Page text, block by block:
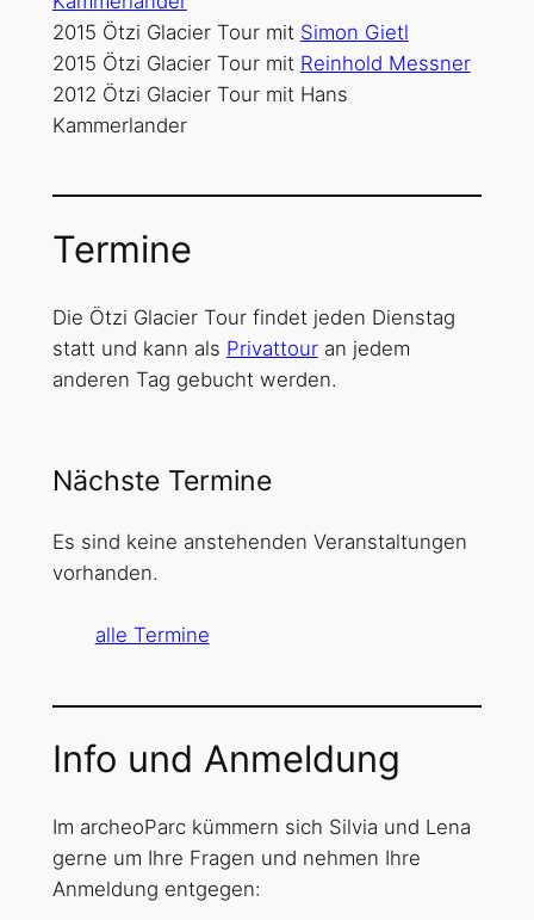
2015 Ötzi Glacier Tour mit Simon Gietl
2015 Ötzi Glacier Tour mit Reinhold Messner
2012 Ötzi Glacier Tour mit Hans
Kammerlander
Termine
Die Ötzi Glacier Tour findet jeden Dienstag
statt und kann als Privattouran jedem
anderen Tag gebucht werden.
Nächste Termine
Es sind keine anstehenden Veranstaltungen
vorhanden.
alle Termine
Info und Anmeldung
Im archeoParc kümmern sich Silvia und Lena
gerne um Ihre Fragen und nehmen Ihre
Anmeldung entgegen: